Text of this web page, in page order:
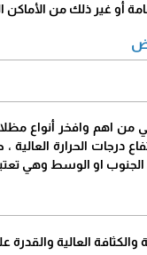
أو غير ذلك من
اهم وافخر أنواع مظلات
درجات الحرارة
الجنوب او الوسط وهي
والكثافة العالية